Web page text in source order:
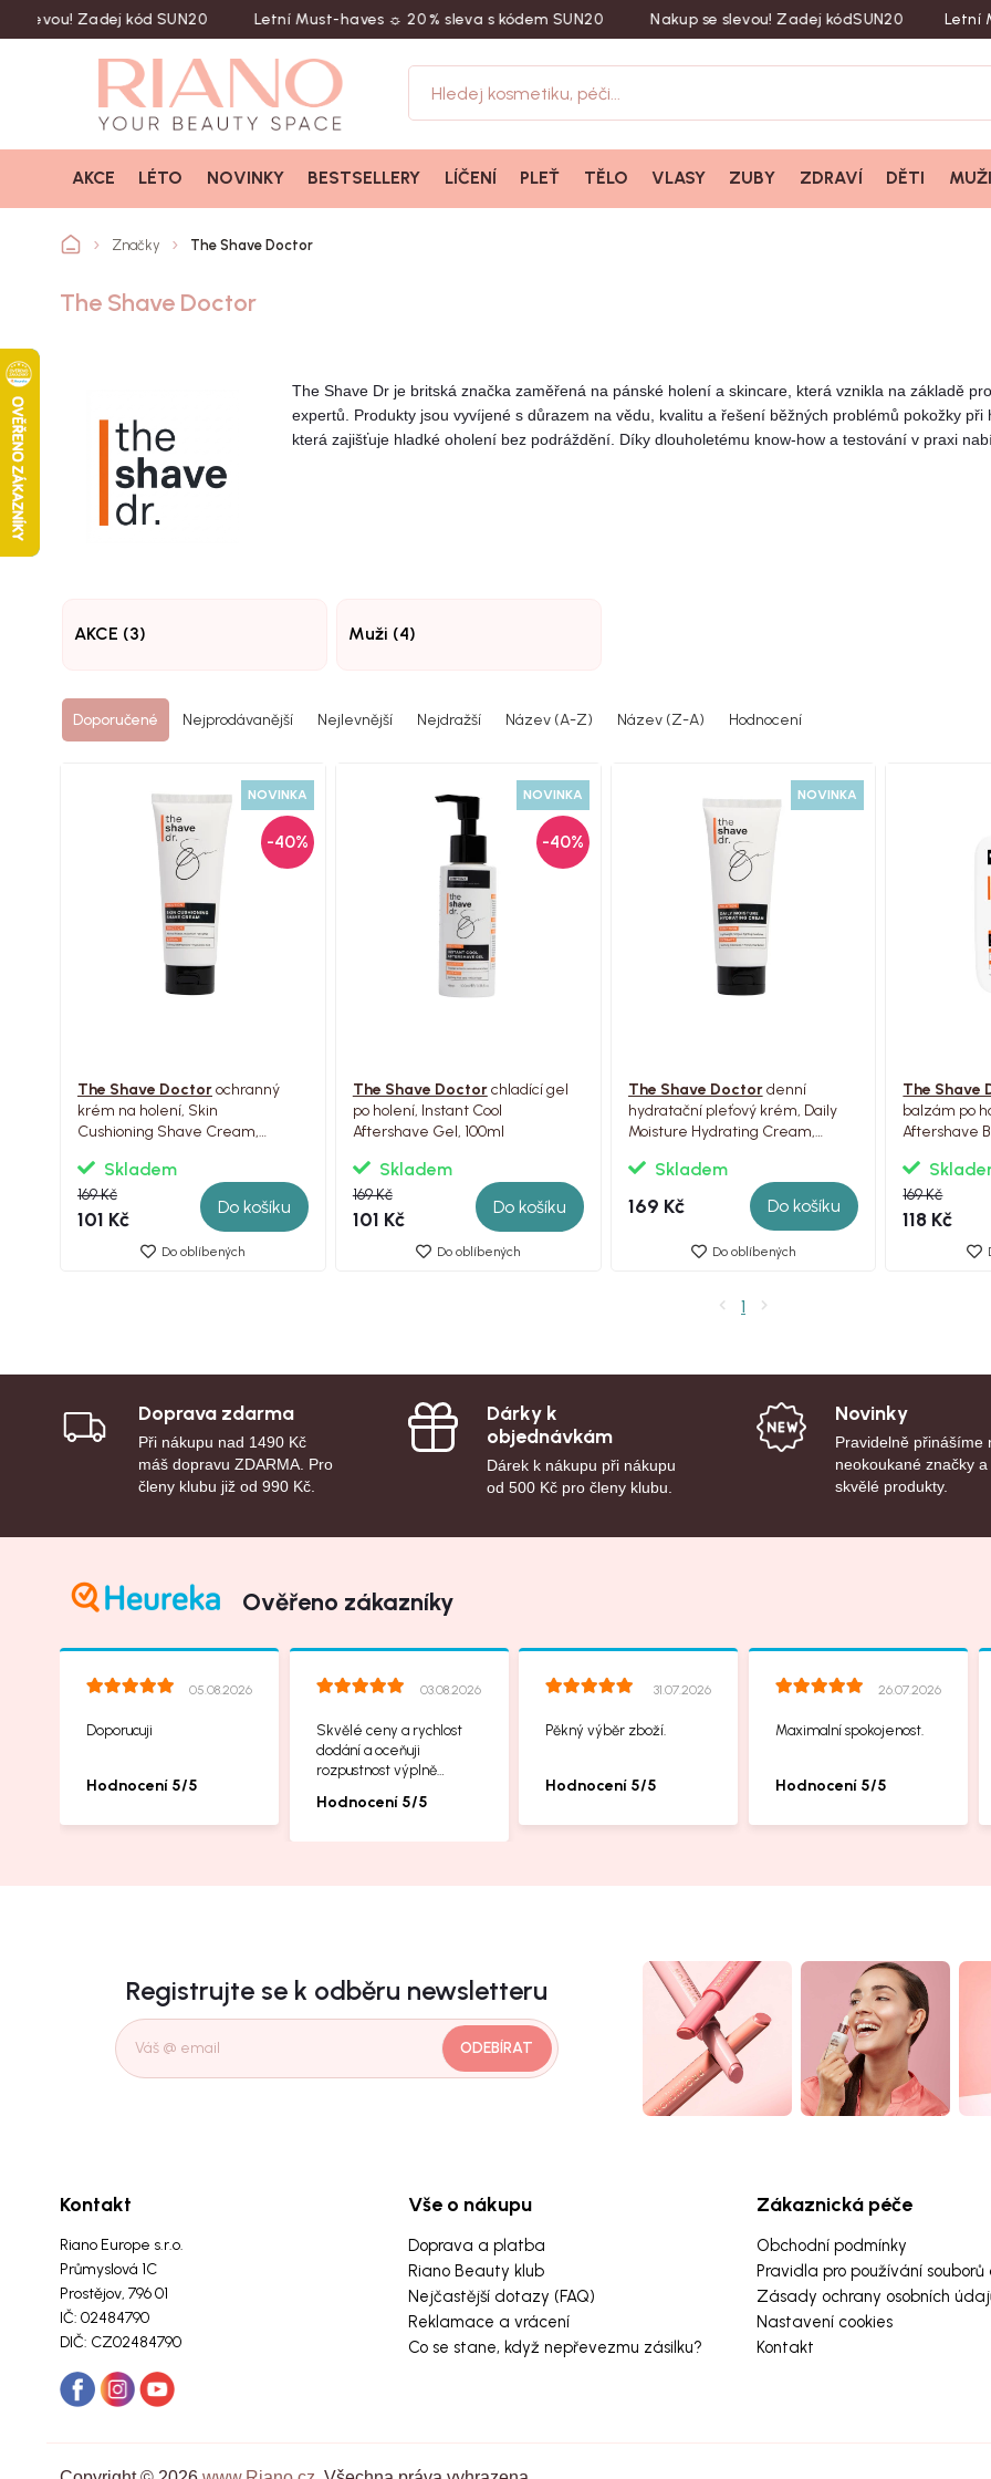
Zadej kód SUN20 Letní Must-haves ☼ 20 % sleva s kódem SUN20 Nakup se slevou! Zadej kódSUN20 Letní
AKCE LÉTO NOVINKY BESTSELLERY LÍČENÍ PLEŤ TĚLO VLASY ZUBY ZDRAVÍ DĚTI MUŽI
Značky The Shave Doctor
The Shave Doctor
The Shave Dr je britská značka zaměřená na pánské holení a skincare, která vznikla na základě
expertů. Produkty jsou vyvíjené s důrazem na vědu, kvalitu a řešení běžných problémů pokožky
která zajišťuje hladké oholení bez podráždění. Díky dlouholetému know-how a testování v praxi
AKCE (3) Muži (4)
Doporučené Nejprodávanější Nejlevnější Nejdražší Název (A-Z) Název (Z-A) Hodnocení
NOVINKA
-40%
The Shave Doctorochranný
krém na holení, Skin
Cushioning Shave Cream,
Skladem
169 Kč
101 Kč
Do košíku
Do oblíbených
NOVINKA
-40%
The Shave Doctorchladící gel
po holení, Instant Cool
Aftershave Gel, 100ml
Skladem
169 Kč
101 Kč
Do košíku
Do oblíbených
NOVINKA
The Shave Doctordenní
hydratační pleťový krém, Daily
Moisture Hydrating Cream,
Skladem
169 Kč Do košíku
Do oblíbených
The Shave
balzám po
Aftershave
169 Kč
118 Kč
1
Doprava zdarma
Při nákupu nad 1490 Kč
máš dopravu ZDARMA. Pro
členy klubu již od 990 Kč.
Dárky k
objednávkám
Dárek k nákupu při nákupu
od 500 Kč pro členy klubu.
Novinky
Pravidelně přinášíme
neokoukané značky a
skvělé produkty.
Ověřeno zákazníky
05.08.2026
Doporucuji
Hodnocení 5/5
03.08.2026
Skvělé ceny a rychlost
dodání a oceňuji
rozpustnost výplně
na další produkty taky
Hodnocení 5/5
31.07.2026
Pěkný výběr zboží.
Hodnocení 5/5
26.07.2026
Maximalní spokojenost.
Hodnocení 5/5
Registrujte se k odběru newsletteru
ODEBÍRAT
Kontakt
Riano Europe s.r.o.
Průmyslová 1C
Prostějov, 796 01
IČ: 02484790
DIČ: CZ02484790
Vše o nákupu
Doprava a platba
Riano Beauty klub
Nejčastější dotazy (FAQ)
Reklamace a vrácení
Co se stane, když nepřevezmu zásilku?
Zákaznická péče
Obchodní podmínky
Pravidla pro používání souborů
Zásady ochrany osobních
Nastavení cookies
Kontakt